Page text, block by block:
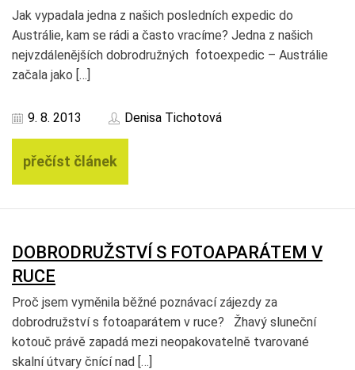
Jak vypadala jedna z našich posledních expedic do
Austrálie, kam se rádi a často vracíme? Jedna z našich
nejvzdálenějších dobrodružných fotoexpedic – Austrálie
začala jako […]
9. 8. 2013 Denisa Tichotová
přečíst článek
DOBRODRUŽSTVÍ S FOTOAPARÁTEM V
RUCE
Proč jsem vyměnila běžné poznávací zájezdy za
dobrodružství s fotoaparátem v ruce? Žhavý sluneční
kotouč právě zapadá mezi neopakovatelně tvarované
skalní útvary čnící nad […]